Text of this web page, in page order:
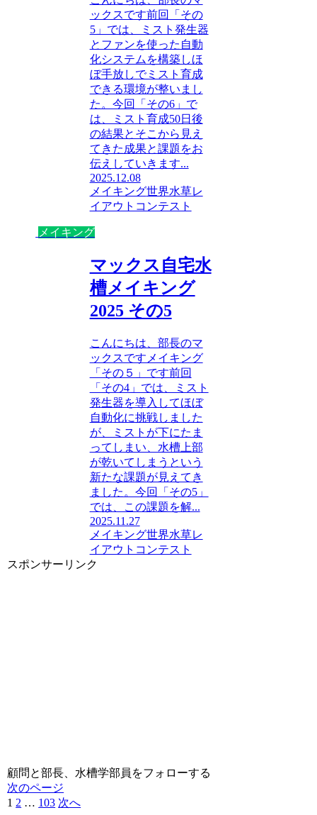
ックスです前回「その
5」では、ミスト発生器
とファンを使った自動
化システムを構築しほ
ぼ手放しでミスト育成
できる環境が整いまし
た。今回「その6」で
は、ミスト育成50日後
の結果とそこから見え
てきた成果と課題をお
伝えしていきます...
2025.12.08
メイキング世界水草レ
イアウトコンテスト
メイキング
マックス自宅水
槽メイキング
2025 その5
こんにちは、部長のマ
ックスですメイキング
「その５」です前回
「その4」では、ミスト
発生器を導入してほぼ
自動化に挑戦しました
が、ミストが下にたま
ってしまい、水槽上部
が乾いてしまうという
新たな課題が見えてき
ました。今回「その5」
では、この課題を解...
2025.11.27
メイキング世界水草レ
イアウトコンテスト
スポンサーリンク
顧問と部長、水槽学部員をフォローする
次のページ
1 2 … 103 次へ